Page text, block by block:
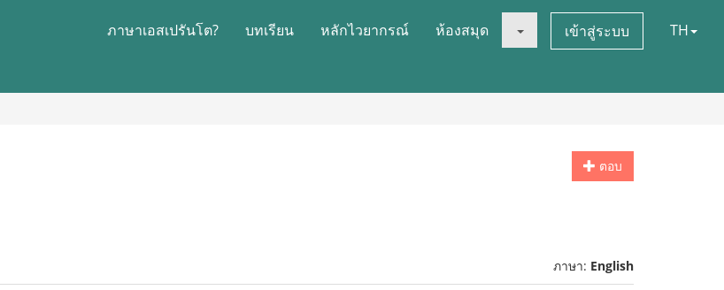
ภาษาเอสเปรันโต? บทเรียน หลักไวยากรณ์ ห้องสมุด เข้าสู่ระบบ TH
ตอบ
ภาษา: English